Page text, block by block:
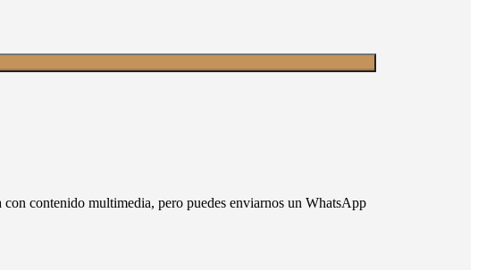
contenido multimedia, pero puedes enviarnos un WhatsApp